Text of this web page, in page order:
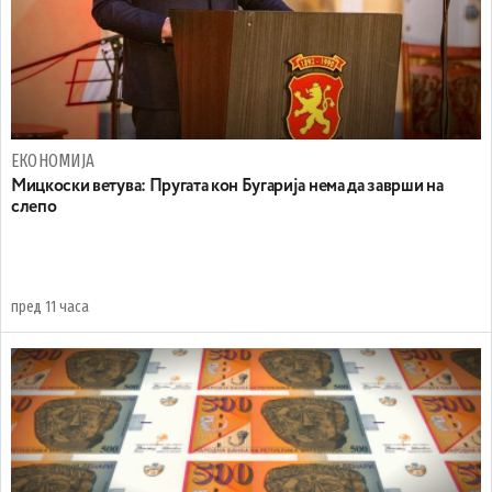
ЕКОНОМИЈА
Mицкоски ветува: Пругата кон Бугарија нема да заврши на
слепо
пред 11 часа